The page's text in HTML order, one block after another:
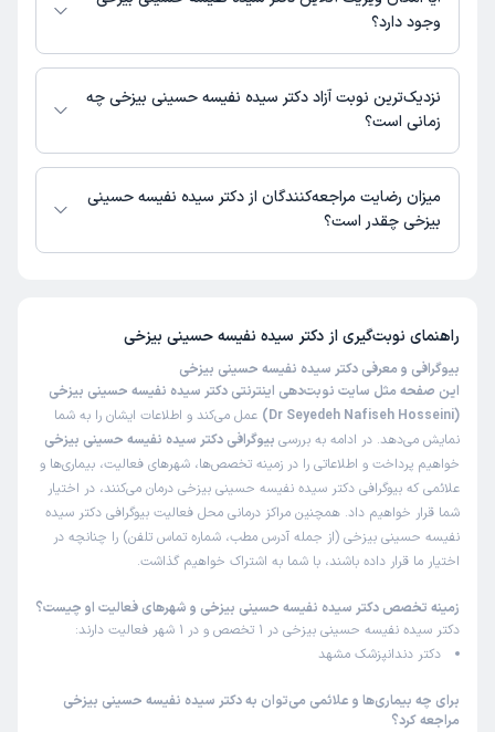
وجود دارد؟
در حال حاضر اطلاعاتی درباره ارائه ویزیت آنلاین توسط دکتر سیده نفیسه
حسینی بیزخی در دسترس نیست. برای دریافت اطلاعات دقیق‌تر، لطفاً با مطب
تماس بگیرید.
نزدیک‌ترین نوبت آزاد دکتر سیده نفیسه حسینی بیزخی چه
زمانی است؟
زمان نوبت‌دهی و پذیرش بیماران با هماهنگی مطب مشخص می‌شود.
میزان رضایت مراجعه‌کنندگان از دکتر سیده نفیسه حسینی
بیزخی چقدر است؟
راهنمای نوبت‌گیری از دکتر سیده نفیسه حسینی بیزخی
بیوگرافی و معرفی دکتر سیده نفیسه حسینی بیزخی
این صفحه مثل سایت نوبت‌دهی اینترنتی دکتر سیده نفیسه حسینی بیزخی
(Dr Seyedeh Nafiseh Hosseini)
عمل می‌کند و اطلاعات ایشان را به شما
نمایش می‌دهد. در ادامه به بررسی بیوگرافی دکتر سیده نفیسه حسینی بیزخی
خواهیم پرداخت و اطلاعاتی را در زمینه تخصص‌ها، شهرهای فعالیت، بیماری‌ها و
علائمی که بیوگرافی دکتر سیده نفیسه حسینی بیزخی درمان می‌کنند، در اختیار
شما قرار خواهیم داد. همچنین مراکز درمانی محل فعالیت بیوگرافی دکتر سیده
نفیسه حسینی بیزخی (از جمله آدرس مطب، شماره تماس تلفن) را چنانچه در
اختیار ما قرار داده باشند، با شما به اشتراک خواهیم گذاشت.
زمینه تخصص دکتر سیده نفیسه حسینی بیزخی و شهرهای فعالیت او چیست؟
دکتر سیده نفیسه حسینی بیزخی در 1 تخصص و در 1 شهر فعالیت دارند:
دکتر دندانپزشک مشهد
برای چه بیماری‌ها و علائمی می‌توان به دکتر سیده نفیسه حسینی بیزخی
مراجعه کرد؟